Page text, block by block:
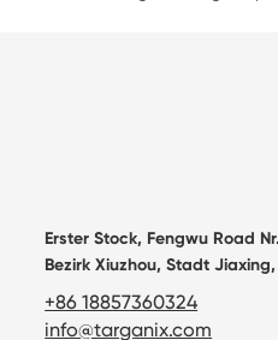
Erster Stock, Fengwu Road
Bezirk Xiuzhou, Stadt
+86 18857360324
info@targanix.com